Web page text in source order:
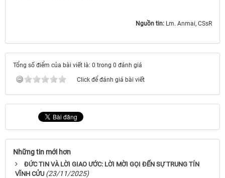
Nguồn tin: Lm. Anmai, CSsR
Tổng số điểm của bài viết là: 0 trong 0 đánh giá
Click để đánh giá bài viết
Những tin mới hơn
ĐỨC TIN VÀ LỜI GIAO ƯỚC: LỜI MỜI GỌI ĐẾN SỰ TRUNG TÍN
VĨNH CỬU (23/11/2025)